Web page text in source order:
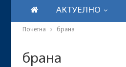
АКТУЕЛНО
Почетна брана
брана